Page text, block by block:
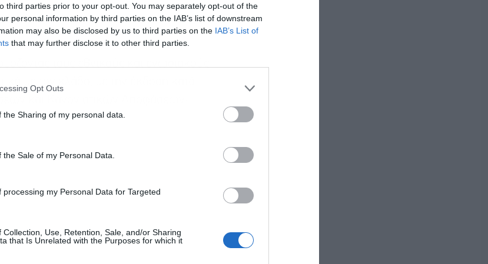
third parties prior to your opt-out. You may separately opt-out of the
personal information by third parties on the IAB’s list of downstream
may also be disclosed by us to third parties on the IAB’s List of
that may further disclose it to other third parties.
Opt Outs
Sharing of my personal data.
Sale of my Personal Data.
processing my Personal Data for Targeted
Collection, Use, Retention, Sale, and/or Sharing
that Is Unrelated with the Purposes for which it
τους εθνικούς και ενωσιακούς
με τον κλάδο, με την έκδοση κατά
και Κανονιστικών Αποφάσεων: